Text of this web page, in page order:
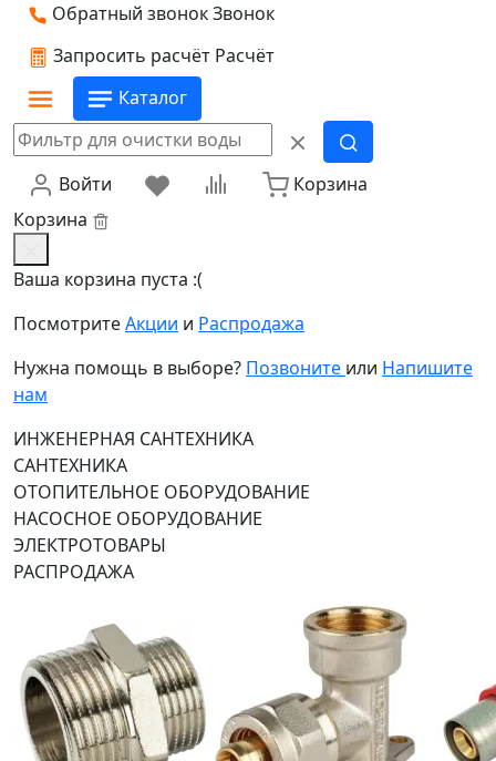
Обратный звонокЗвонок
Запросить расчёт Расчёт
Каталог
Войти
Корзина
Корзина
Ваша корзина пуста :(
ПосмотритеАкции и Распродажа
Нужна помощь в выборе? Позвоните или Напишите
нам
ИНЖЕНЕРНАЯ САНТЕХНИКА
САНТЕХНИКА
ОТОПИТЕЛЬНОЕ ОБОРУДОВАНИЕ
НАСОСНОЕ ОБОРУДОВАНИЕ
ЭЛЕКТРОТОВАРЫ
РАСПРОДАЖА